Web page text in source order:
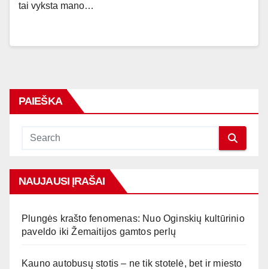
tai vyksta mano…
PAIEŠKA
NAUJAUSI ĮRAŠAI
Plungės krašto fenomenas: Nuo Oginskių kultūrinio
paveldo iki Žemaitijos gamtos perlų
Kauno autobusų stotis – ne tik stotelė, bet ir miesto